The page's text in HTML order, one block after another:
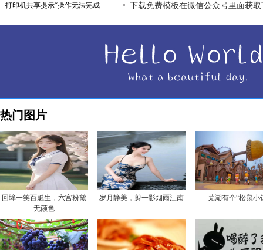
打印机共享提示“操作无法完成
下载免费模板在微信公众号里面获
热门图片
回眸一笑百魅生，六宫粉黛
无颜色
岁月静美，剪一影烟雨江南 芜湖有个“松鼠小